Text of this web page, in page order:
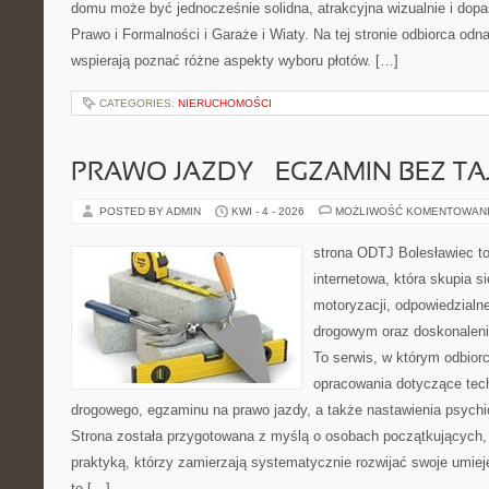
domu może być jednocześnie solidna, atrakcyjna wizualnie i
Prawo i Formalności i Garaże i Wiaty. Na tej stronie odbiorca
wspierają poznać różne aspekty wyboru płotów. […]
CATEGORIES: NIERUCHOMOŚCI
PRAWO JAZDY – EGZAMIN BEZ
POSTED BY ADMIN KWI - 4 - 2026 MOŻLIWOŚĆ
strona ODTJ Bolesławiec
internetowa, która skupia
motoryzacji,
drogowym oraz
To serwis, w którym
opracowania dotyczące
drogowego, egzaminu na prawo jazdy, a także nastawienia
Strona została przygotowana z myślą o osobach
praktyką, którzy zamierzają systematycznie rozwijać swoje